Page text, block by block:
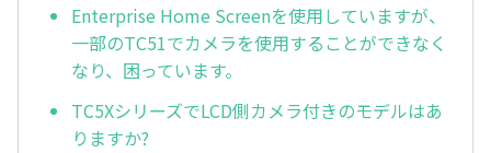
Enterprise Home Screenを使用していますが、
一部のTC51でカメラを使用することができなく
なり、困っています。
TC5XシリーズでLCD側カメラ付きのモデルはあ
りますか?